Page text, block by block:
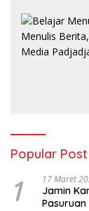
Popular Post
1 17 Maret
Jamin